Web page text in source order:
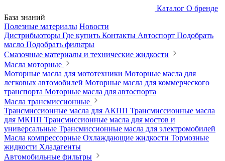
Каталог О бренде
База знаний
Полезные материалы Новости
Дистрибьюторы Где купить Контакты Автоспорт Подобрать
масло Подобрать фильтры
Смазочные материалы и технические жидкости
Масла моторные
Моторные масла для мототехники Моторные масла для
легковых автомобилей Моторные масла для коммерческого
транспорта Моторные масла для автоспорта
Масла трансмиссионные
Трансмиссионные масла для АКПП Трансмиссионные масла
для МКПП Трансмиссионные масла для мостов и
универсальные Трансмиссионные масла для электромобилей
Масла компрессорные Охлаждающие жидкости Тормозные
жидкости Хладагенты
Автомобильные фильтры